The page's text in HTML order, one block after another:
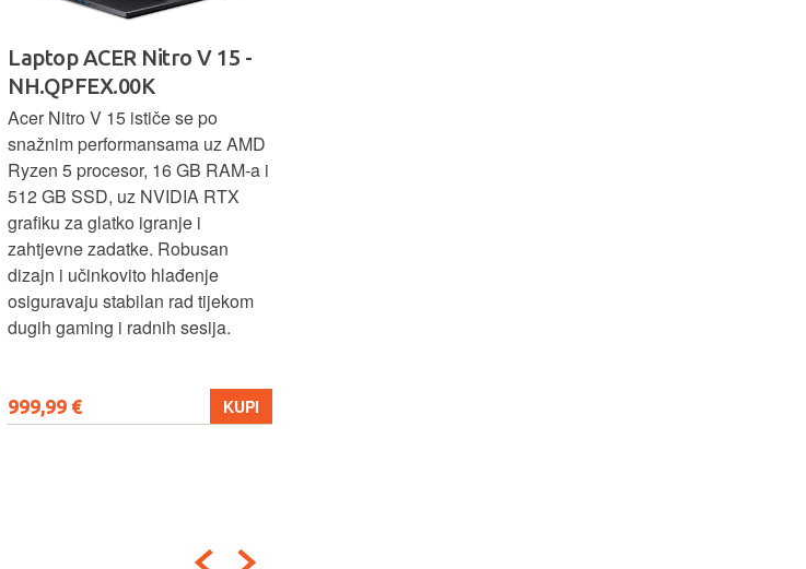
Laptop ACER Nitro V 15 -
NH.QPFEX.00K
Acer Nitro V 15 ističe se po
snažnim performansama uz AMD
Ryzen 5 procesor, 16 GB RAM-a i
512 GB SSD, uz NVIDIA RTX
grafiku za glatko igranje i
zahtjevne zadatke. Robusan
dizajn i učinkovito hlađenje
osiguravaju stabilan rad tijekom
dugih gaming i radnih sesija.
999,99 € KUPI